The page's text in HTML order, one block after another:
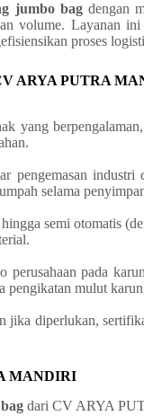
jumbo bagdengan
volume. Layanan
proses
ARYA PUTRA
yang
industri
selama
semi otomatis
perusahaan pada
pengikatan mulut
jika diperlukan,
MANDIRI
dari CV ARYA